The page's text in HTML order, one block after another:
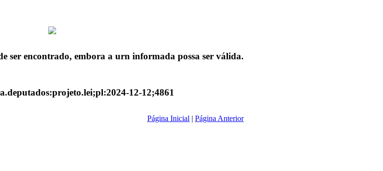
ser encontrado, embora a urn informada possa ser válida.
12-12;4861
Página Inicial | Página Anterior